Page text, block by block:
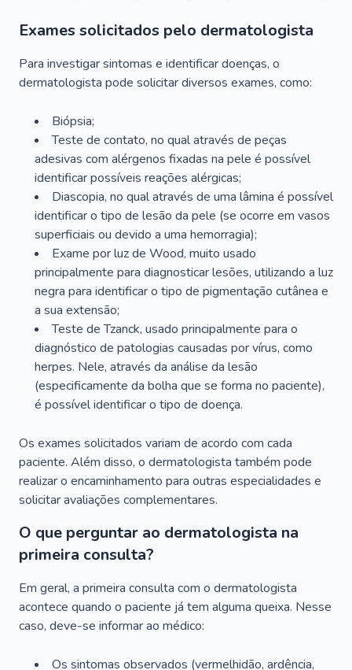
Exames solicitados pelo dermatologista
Para investigar sintomas e identificar doenças, o
dermatologista pode solicitar diversos exames, como:
Biópsia;
Teste de contato, no qual através de peças
adesivas com alérgenos fixadas na pele é possível
identificar possíveis reações alérgicas;
Diascopia, no qual através de uma lâmina é possível
identificar o tipo de lesão da pele (se ocorre em vasos
superficiais ou devido a uma hemorragia);
Exame por luz de Wood, muito usado
principalmente para diagnosticar lesões, utilizando a luz
negra para identificar o tipo de pigmentação cutânea e
a sua extensão;
Teste de Tzanck, usado principalmente para o
diagnóstico de patologias causadas por vírus, como
herpes. Nele, através da análise da lesão
(especificamente da bolha que se forma no paciente),
é possível identificar o tipo de doença.
Os exames solicitados variam de acordo com cada
paciente. Além disso, o dermatologista também pode
realizar o encaminhamento para outras especialidades e
solicitar avaliações complementares.
O que perguntar ao dermatologista na
primeira consulta?
Em geral, a primeira consulta com o dermatologista
acontece quando o paciente já tem alguma queixa. Nesse
caso, deve-se informar ao médico:
Os sintomas observados (vermelhidão, ardência,